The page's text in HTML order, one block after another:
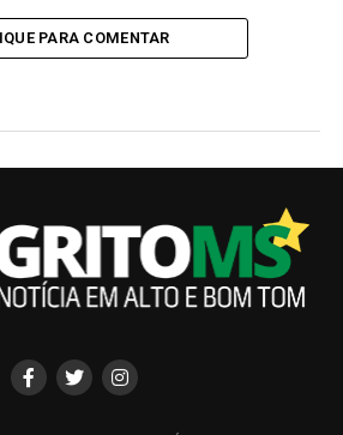
PARA COMENTAR